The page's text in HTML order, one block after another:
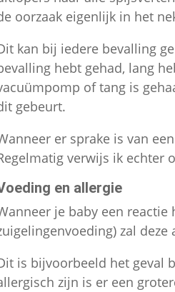
oorzaak eigenlijk in het
kan bij iedere bevalling
hebt gehad, lang
of tang is
gebeurt.
er sprake is van
verwijs ik echter
en allergie
je baby een
zal
is bijvoorbeeld het geval
zijn is er een